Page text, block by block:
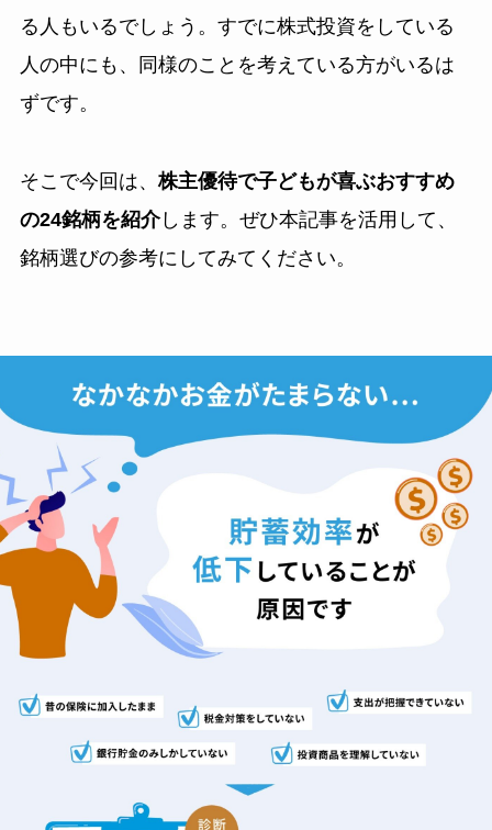
る人もいるでしょう。すでに株式投資をしている
人の中にも、同様のことを考えている方がいるは
ずです。
そこで今回は、株主優待で子どもが喜ぶおすすめ
の24銘柄を紹介します。ぜひ本記事を活用して、
銘柄選びの参考にしてみてください。